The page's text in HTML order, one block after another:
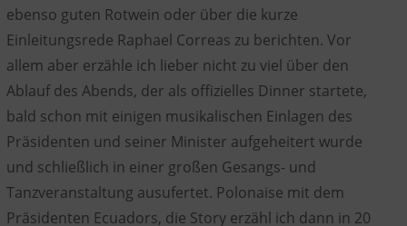
ebenso guten Rotwein oder über die kurze
Einleitungsrede Raphael Correas zu berichten. Vor
allem aber erzähle ich lieber nicht zu viel über den
Ablauf des Abends, der als offizielles Dinner startete,
bald schon mit einigen musikalischen Einlagen des
Präsidenten und seiner Minister aufgeheitert wurde
und schließlich in einer großen Gesangs- und
Tanzveranstaltung ausufertet. Polonaise mit dem
Präsidenten Ecuadors, die Story erzähl ich dann in 20